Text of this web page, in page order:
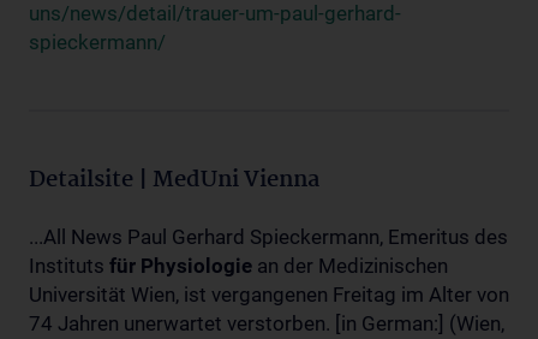
uns/news/detail/trauer-um-paul-gerhard-
spieckermann/
Detailsite | MedUni Vienna
...All News Paul Gerhard Spieckermann, Emeritus des
Instituts für Physiologie an der Medizinischen
Universität Wien, ist vergangenen Freitag im Alter von
74 Jahren unerwartet verstorben. [in German:] (Wien,